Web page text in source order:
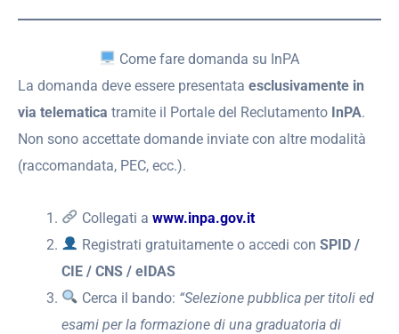
Come fare domanda su InPA
La domanda deve essere presentata esclusivamente in
via telematica tramite il Portale del Reclutamento InPA.
Non sono accettate domande inviate con altre modalità
(raccomandata, PEC, ecc.).
Collegati a www.inpa.gov.it
Registrati gratuitamente o accedi con SPID /
CIE / CNS / eIDAS
Cerca il bando: “Selezione pubblica per titoli ed
esami per la formazione di una graduatoria di